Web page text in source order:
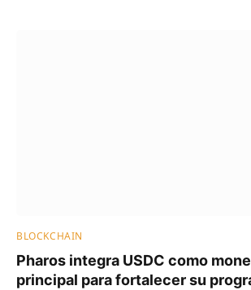
BLOCKCHAIN
Pharos integra USDC como
principal para fortalecer su